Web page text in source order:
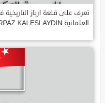
تعرف على قلعة ارباز
العثمانية ARPAZ KALESI AYDIN